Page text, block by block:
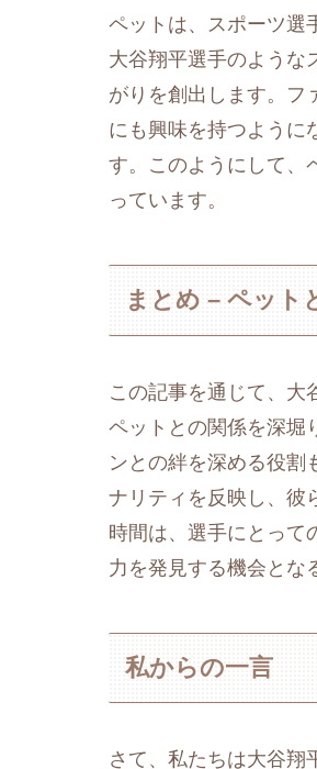
ペットは、スポーツ選
大谷翔平選手のような
がりを創出します。フ
にも興味を持つように
す。このようにして、
っています。
まとめ – ペット
この記事を通じて、大
ペットとの関係を深堀
ンとの絆を深める役割
ナリティを反映し、彼
時間は、選手にとって
力を発見する機会とな
私からの一言
さて、私たちは大谷翔